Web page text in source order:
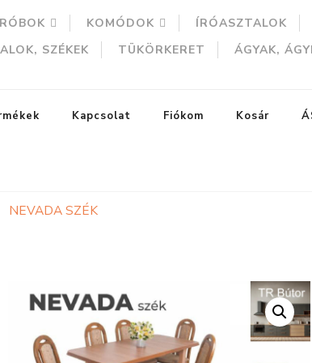
KOMÓDOK ÍRÓASZTALOK
SZÉKEK TÜKÖRKERET ÁGYAK,
Kapcsolat Fiókom Kosár
NEVADA SZÉK